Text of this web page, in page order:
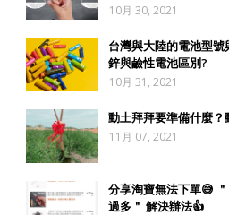
10月 30, 2021
台灣與大陸的電池型
鋅與鹼性電池區別?
10月 31, 2021
動土拜拜要準備什麼？
11月 07, 2021
分享淘寶無法下單😅
過多＂ 解決辦法👍